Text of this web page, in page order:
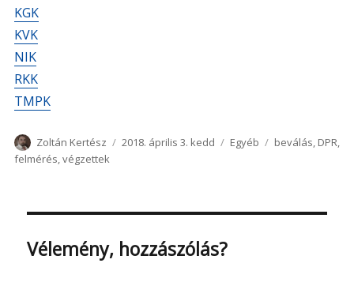
KGK
KVK
NIK
RKK
TMPK
Szerző
Zoltán Kertész Közzétéve
2018. április 3. kedd Kategória
Egyéb Címke
beválás, DPR,
felmérés,végzettek
Vélemény, hozzászólás?